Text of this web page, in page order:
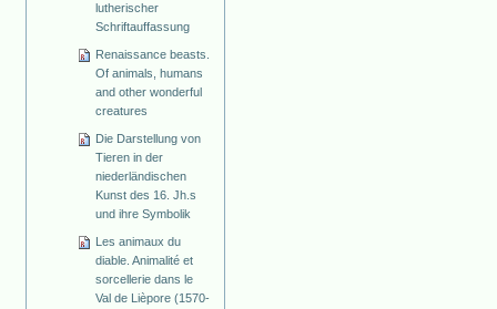
lutherischer
Schriftauffassung
Renaissance beasts.
Of animals, humans
and other wonderful
creatures
Die Darstellung von
Tieren in der
niederländischen
Kunst des 16. Jh.s
und ihre Symbolik
Les animaux du
diable. Animalité et
sorcellerie dans le
Val de Lièpore (1570-